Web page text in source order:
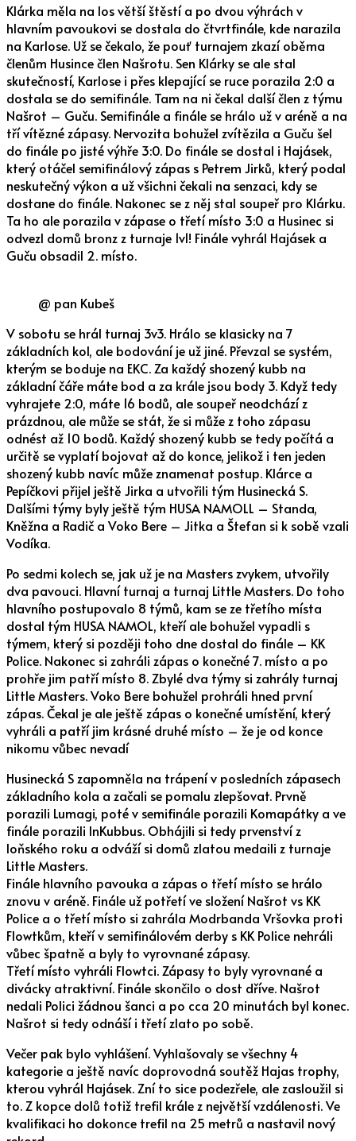
Klárka měla na los větší štěstí a po dvou výhrách v
hlavním pavoukovi se dostala do čtvrtfinále, kde narazila
na Karlose. Už se čekalo, že pouť turnajem zkazí oběma
členům Husince člen Našrotu. Sen Klárky se ale stal
skutečností, Karlose i přes klepající se ruce porazila 2:0 a
dostala se do semifinále. Tam na ni čekal další člen z týmu
Našrot – Guču. Semifinále a finále se hrálo už v aréně a na
tří vítězné zápasy. Nervozita bohužel zvítězila a Guču šel
do finále po jisté výhře 3:0. Do finále se dostal i Hajásek,
který otáčel semifinálový zápas s Petrem Jirků, který podal
neskutečný výkon a už všichni čekali na senzaci, kdy se
dostane do finále. Nakonec se z něj stal soupeř pro Klárku.
Ta ho ale porazila v zápase o třetí místo 3:0 a Husinec si
odvezl domů bronz z turnaje 1v1! Finále vyhrál Hajásek a
Guču obsadil 2. místo.
@ pan Kubeš
V sobotu se hrál turnaj 3v3. Hrálo se klasicky na 7
základních kol, ale bodování je už jiné. Převzal se systém,
kterým se boduje na EKC. Za každý shozený kubb na
základní čáře máte bod a za krále jsou body 3. Když tedy
vyhrajete 2:0, máte 16 bodů, ale soupeř neodchází z
prázdnou, ale může se stát, že si může z toho zápasu
odnést až 10 bodů. Každý shozený kubb se tedy počítá a
určitě se vyplatí bojovat až do konce, jelikož i ten jeden
shozený kubb navíc může znamenat postup. Klárce a
Pepíčkovi přijel ještě Jirka a utvořili tým Husinecká S.
Dalšími týmy byly ještě tým HUSA NAMOLL – Standa,
Kněžna a Radič a Voko Bere – Jitka a Štefan si k sobě vzali
Vodíka.
Po sedmi kolech se, jak už je na Masters zvykem, utvořily
dva pavouci. Hlavní turnaj a turnaj Little Masters. Do toho
hlavního postupovalo 8 týmů, kam se ze třetího místa
dostal tým HUSA NAMOL, kteří ale bohužel vypadli s
týmem, který si později toho dne dostal do finále – KK
Police. Nakonec si zahráli zápas o konečné 7. místo a po
prohře jim patří místo 8. Zbylé dva týmy si zahrály turnaj
Little Masters. Voko Bere bohužel prohráli hned první
zápas. Čekal je ale ještě zápas o konečné umístění, který
vyhráli a patří jim krásné druhé místo – že je od konce
nikomu vůbec nevadí
Husinecká S zapomněla na trápení v posledních zápasech
základního kola a začali se pomalu zlepšovat. Prvně
porazili Lumagi, poté v semifinále porazili Komapátky a ve
finále porazili InKubbus. Obhájili si tedy prvenství z
loňského roku a odváží si domů zlatou medaili z turnaje
Little Masters.
Finále hlavního pavouka a zápas o třetí místo se hrálo
znovu v aréně. Finále už potřetí ve složení Našrot vs KK
Police a o třetí místo si zahrála Modrbanda Vršovka proti
Flowtkům, kteří v semifinálovém derby s KK Police nehráli
vůbec špatně a byly to vyrovnané zápasy.
Třetí místo vyhráli Flowtci. Zápasy to byly vyrovnané a
divácky atraktivní. Finále skončilo o dost dříve. Našrot
nedali Polici žádnou šanci a po cca 20 minutách byl konec.
Našrot si tedy odnáší i třetí zlato po sobě.
Večer pak bylo vyhlášení. Vyhlašovaly se všechny 4
kategorie a ještě navíc doprovodná soutěž Hajas trophy,
kterou vyhrál Hajásek. Zní to sice podezřele, ale zasloužil si
to. Z kopce dolů totiž trefil krále z největší vzdálenosti. Ve
kvalifikaci ho dokonce trefil na 25 metrů a nastavil nový